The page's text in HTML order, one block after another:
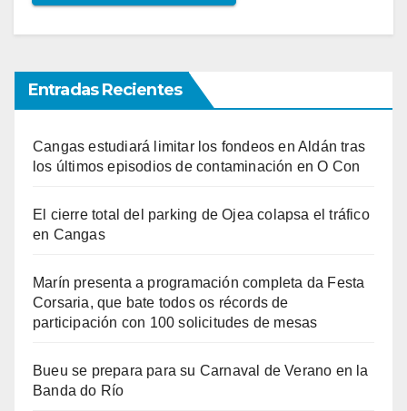
Entradas Recientes
Cangas estudiará limitar los fondeos en Aldán tras
los últimos episodios de contaminación en O Con
El cierre total del parking de Ojea colapsa el tráfico
en Cangas
Marín presenta a programación completa da Festa
Corsaria, que bate todos os récords de
participación con 100 solicitudes de mesas
Bueu se prepara para su Carnaval de Verano en la
Banda do Río